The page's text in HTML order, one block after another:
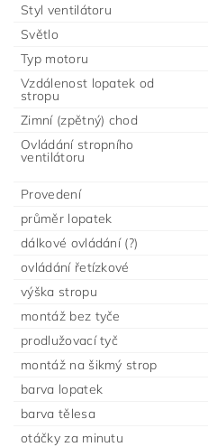
Styl ventilátoru
Světlo
Typ motoru
Vzdálenost lopatek od
stropu
Zimní (zpětný) chod
Ovládání stropního
ventilátoru
Provedení
průměr lopatek
dálkové ovládání (?)
ovládání řetízkové
výška stropu
montáž bez tyče
prodlužovací tyč
montáž na šikmý strop
barva lopatek
barva tělesa
otáčky za minutu